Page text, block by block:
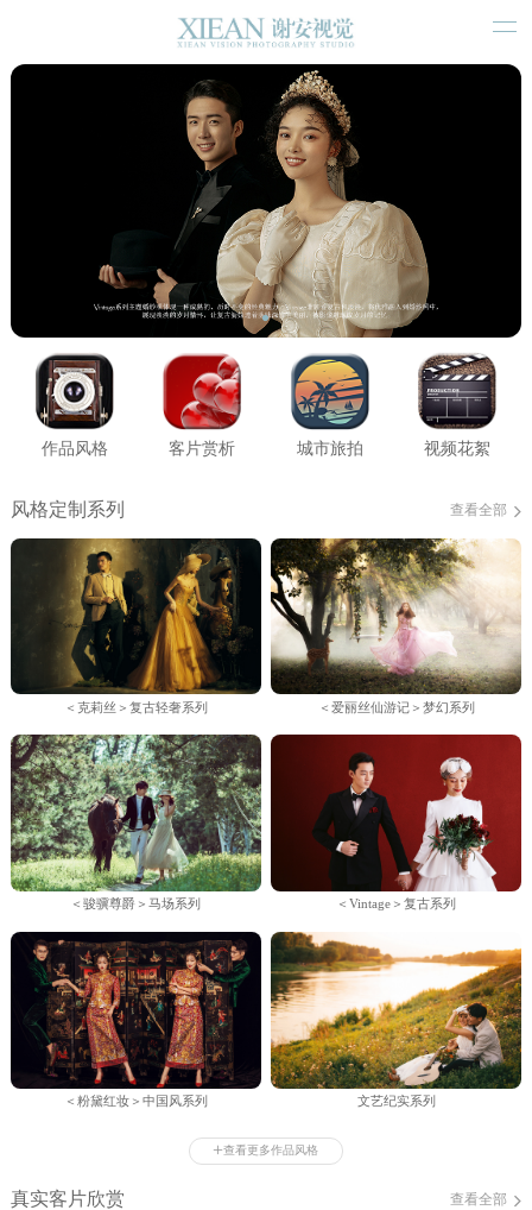
作品风格 客片赏析 城市旅拍 视频花絮
风格定制系列 查看全部
＜克莉丝＞复古轻奢系列 ＜爱丽丝仙游记＞梦幻系列
＜骏骥尊爵＞马场系列 ＜Vintage＞复古系列
＜粉黛红妆＞中国风系列 文艺纪实系列
+查看更多作品风格
真实客片欣赏 查看全部